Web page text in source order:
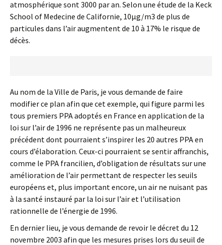
atmosphérique sont 3000 par an. Selon une étude de la Keck
School of Medecine de Californie, 10μg/m3 de plus de
particules dans l’air augmentent de 10 à 17% le risque de
décès.
Au nom de la Ville de Paris, je vous demande de faire
modifier ce plan afin que cet exemple, qui figure parmi les
tous premiers PPA adoptés en France en application de la
loi sur l’air de 1996 ne représente pas un malheureux
précédent dont pourraient s’inspirer les 20 autres PPA en
cours d’élaboration. Ceux-ci pourraient se sentir affranchis,
comme le PPA francilien, d’obligation de résultats sur une
amélioration de l’air permettant de respecter les seuils
européens et, plus important encore, un air ne nuisant pas
à la santé instauré par la loi sur l’air et l’utilisation
rationnelle de l’énergie de 1996.
En dernier lieu, je vous demande de revoir le décret du 12
novembre 2003 afin que les mesures prises lors du seuil de